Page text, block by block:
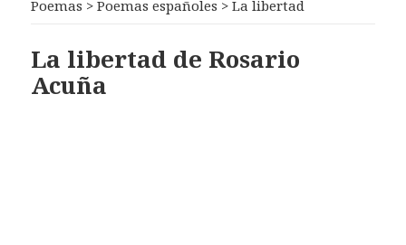
Poemas >Poemas españoles >La libertad
La libertad de Rosario
Acuña